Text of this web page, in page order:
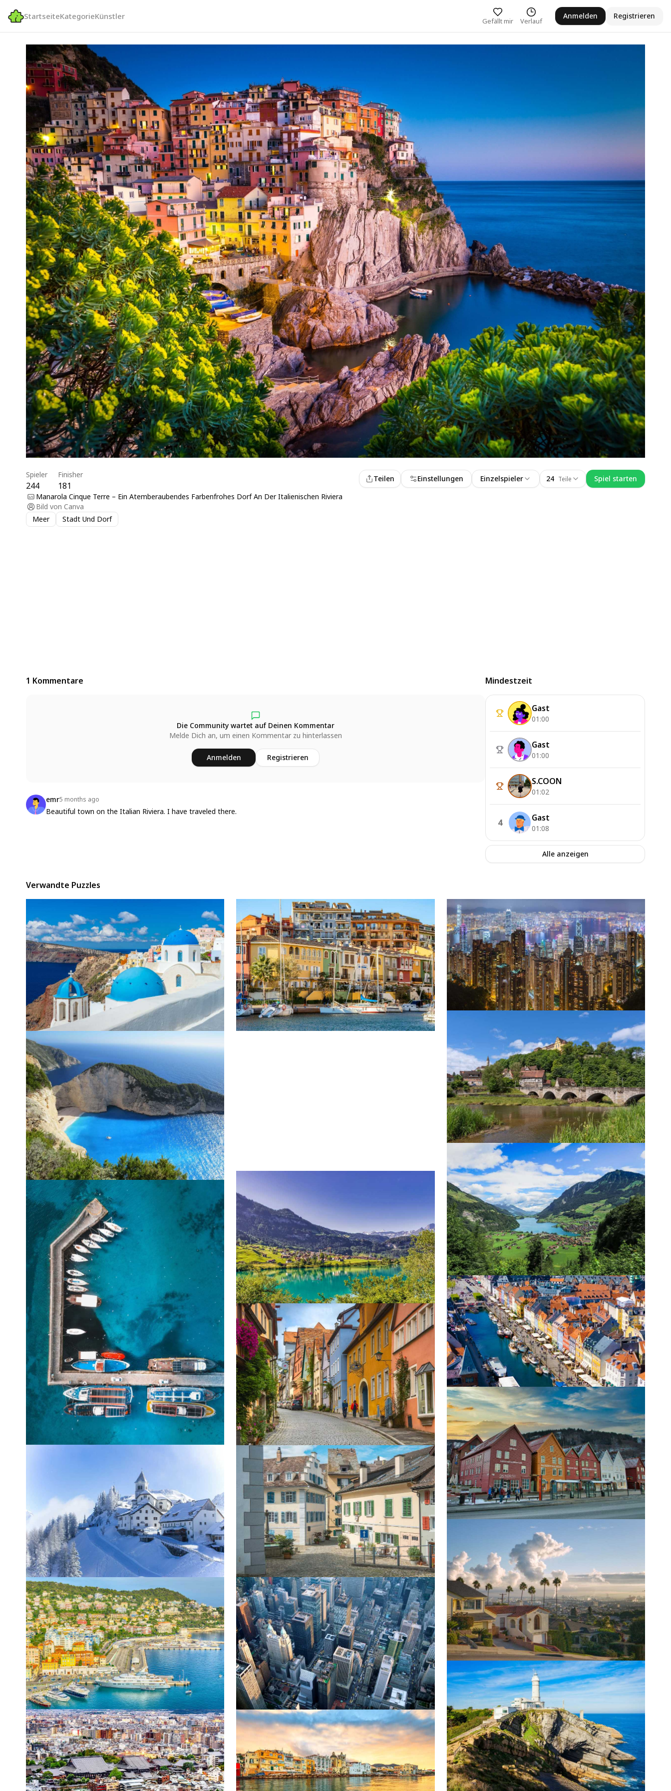
StartseiteKategorieKünstler Gefällt mir Verlauf
Anmelden Registrieren
Spieler
244
Finisher
181
Teilen Einstellungen Einzelspieler 24 Teile
Spiel starten
Manarola Cinque Terre – Ein Atemberaubendes Farbenfrohes Dorf An Der Italienischen Riviera
Bild von Canva
Meer
Stadt Und Dorf
1 Kommentare
Die Community wartet auf Deinen Kommentar
Melde Dich an, um einen Kommentar zu hinterlassen
Anmelden Registrieren
emr5 months ago
Beautiful town on the Italian Riviera. I have traveled there.
Mindestzeit
Gast
01:00
Gast
01:00
S.COON
01:02
4 Gast
01:08
Alle anzeigen
Verwandte Puzzles